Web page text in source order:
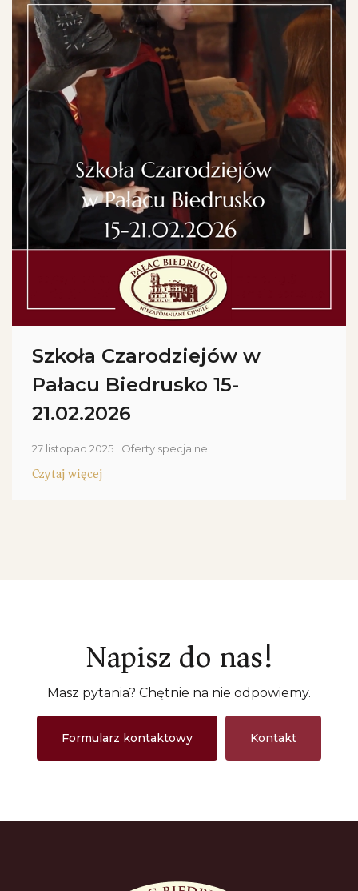
Szkoła Czarodziejów w
Pałacu Biedrusko 15-
21.02.2026
27 listopad 2025 Oferty specjalne
Czytaj więcej
Napisz do nas!
Masz pytania? Chętnie na nie odpowiemy.
Formularz kontaktowy Kontakt